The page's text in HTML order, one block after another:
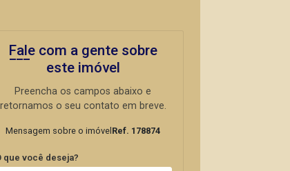
Fale com a gente sobre
este imóvel
Preencha os campos abaixo e
retornamos o seu contato em breve.
Mensagem sobre o imóvel Ref. 178874
que você deseja?